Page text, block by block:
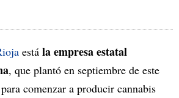
está la empresa estatal
, que plantó en septiembre de este
comenzar a producir cannabis